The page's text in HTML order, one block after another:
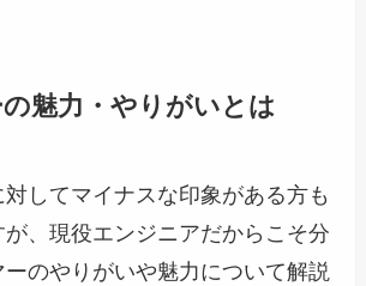
魅力・やりがいとは
してマイナスな印象がある方も
、現役エンジニアだからこそ分
のやりがいや魅力について解説